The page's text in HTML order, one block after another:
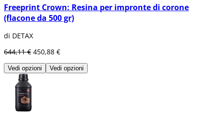
Freeprint Crown: Resina per impronte di corone
(flacone da 500 gr)
di DETAX
644,11 € 450,88 €
Vedi opzioni Vedi opzioni